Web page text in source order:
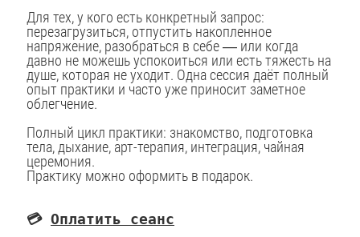
Для тех, у кого есть конкретный запрос:
перезагрузиться, отпустить накопленное
напряжение, разобраться в себе — или когда
давно не можешь успокоиться или есть тяжесть на
душе, которая не уходит. Одна сессия даёт полный
опыт практики и часто уже приносит заметное
облегчение.
Полный цикл практики: знакомство, подготовка
тела, дыхание, арт-терапия, интеграция, чайная
церемония.
Практику можно оформить в подарок.
💳 Оплатить сеанс